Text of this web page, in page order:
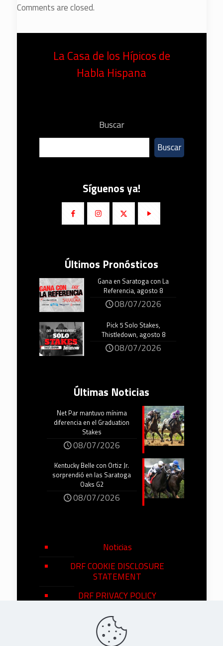
Comments are closed.
La Casa de los Hípicos de
Habla Hispana
Buscar
Buscar
Síguenos ya!
Últimos Pronósticos
Gana en Saratoga con La
Referencia, agosto 8
08/07/2026
Pick 5 Solo Stakes,
Thistledown, agosto 8
08/07/2026
Últimas Noticias
Net Par mantuvo mínima
diferencia en el Graduation
Stakes
08/07/2026
Kentucky Belle con Ortiz Jr.
sorprendió en las Saratoga
Oaks G2
08/07/2026
Noticias
DRF COOKIE DISCLOSURE
STATEMENT
DRF PRIVACY POLICY